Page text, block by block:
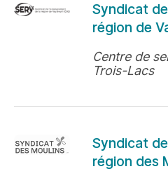
Syndicat
région de
Centre de
Trois-Lacs
Syndicat
région des